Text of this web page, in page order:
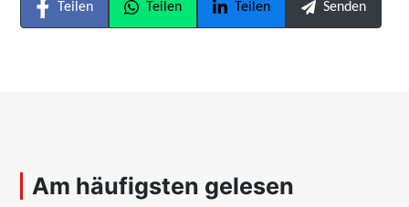
Teilen Teilen Teilen Senden
Am häufigsten gelesen